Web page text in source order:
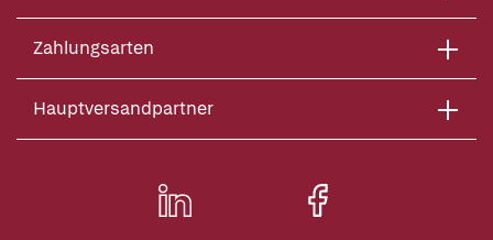
Zahlungsarten
Hauptversandpartner